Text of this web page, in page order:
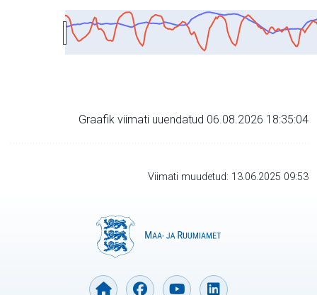
Graafik viimati uuendatud 06.08.2026 18:35:04
Viimati muudetud: 13.06.2025 09:53